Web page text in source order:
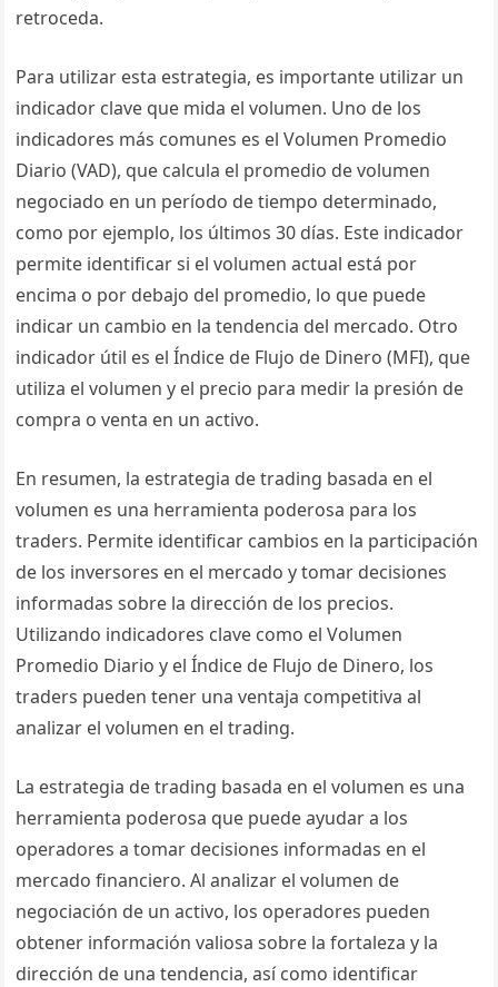
retroceda.
Para utilizar esta estrategia, es importante utilizar un
indicador clave que mida el volumen. Uno de los
indicadores más comunes es el Volumen Promedio
Diario (VAD), que calcula el promedio de volumen
negociado en un período de tiempo determinado,
como por ejemplo, los últimos 30 días. Este indicador
permite identificar si el volumen actual está por
encima o por debajo del promedio, lo que puede
indicar un cambio en la tendencia del mercado. Otro
indicador útil es el Índice de Flujo de Dinero (MFI), que
utiliza el volumen y el precio para medir la presión de
compra o venta en un activo.
En resumen, la estrategia de trading basada en el
volumen es una herramienta poderosa para los
traders. Permite identificar cambios en la participación
de los inversores en el mercado y tomar decisiones
informadas sobre la dirección de los precios.
Utilizando indicadores clave como el Volumen
Promedio Diario y el Índice de Flujo de Dinero, los
traders pueden tener una ventaja competitiva al
analizar el volumen en el trading.
La estrategia de trading basada en el volumen es una
herramienta poderosa que puede ayudar a los
operadores a tomar decisiones informadas en el
mercado financiero. Al analizar el volumen de
negociación de un activo, los operadores pueden
obtener información valiosa sobre la fortaleza y ​​la
dirección de una tendencia, así como identificar